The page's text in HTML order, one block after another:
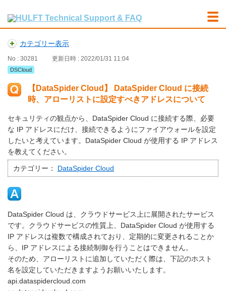
カテゴリー表示
No : 30281 更新日時 : 2022/01/31 11:04
DSCloud
【DataSpider Cloud】 DataSpider Cloud に接続
時、アローリストに設定すべきアドレスについて
セキュリティの観点から、DataSpider Cloud に接続する際、必要
な IP アドレスにだけ、接続できるようにファイアウォールを設定
したいと考えています。DataSpider Cloud が使用する IP アドレス
を教えてください。
カテゴリー： DataSpider Cloud
DataSpider Cloud は、クラウドサービス上に展開されたサービス
です。クラウドサービスの性質上、DataSpider Cloud が使用する
IP アドレスは複数で構成されており、定期的に変更されることか
ら、IP アドレスによる接続制御を行うことはできません。
そのため、アローリストに追加していただく際は、下記のホスト
名を設定していただきますようお願いいたします。
api.dataspidercloud.com